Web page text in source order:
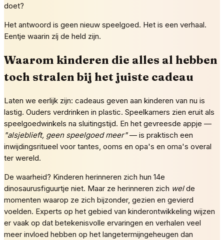
doet?
Het antwoord is geen nieuw speelgoed. Het is een verhaal.
Eentje waarin zíj de held zijn.
Waarom kinderen die alles al hebben
toch stralen bij het juiste cadeau
Laten we eerlijk zijn: cadeaus geven aan kinderen van nu is
lastig. Ouders verdrinken in plastic. Speelkamers zien eruit als
speelgoedwinkels na sluitingstijd. En het gevreesde appje —
"alsjeblieft, geen speelgoed meer"— is praktisch een
inwijdingsritueel voor tantes, ooms en opa's en oma's overal
ter wereld.
De waarheid? Kinderen herinneren zich hun 14e
dinosaurusfiguurtje niet. Maar ze herinneren zich welde
momenten waarop ze zich bijzonder, gezien en gevierd
voelden. Experts op het gebied van kinderontwikkeling wijzen
er vaak op dat betekenisvolle ervaringen en verhalen veel
meer invloed hebben op het langetermijngeheugen dan